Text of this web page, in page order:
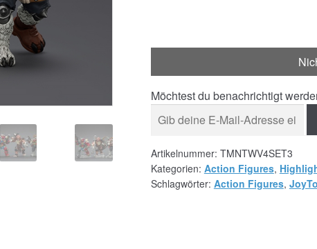
Möchtest du benachrichtigt
Artikelnummer: TMNTWV4SET3
Kategorien: Action Figures,
Schlagwörter: Action Figures,